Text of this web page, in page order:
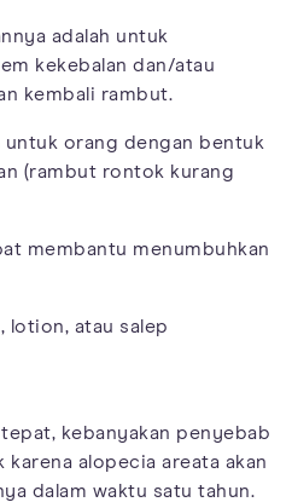
adalah untuk
kekebalan dan/atau
kembali rambut.
orang dengan bentuk
(rambut rontok kurang
membantu menumbuhkan
atau salep
kebanyakan penyebab
alopecia areata akan
dalam waktu satu tahun.